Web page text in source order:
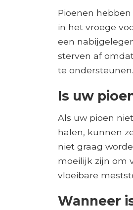
Pioenen
in het vroege
een
sterven af
te ondersteunen.
Is uw
Als uw pioen
halen, kunnen
niet graag
moeilijk zijn om
vloeibare
Wanneer